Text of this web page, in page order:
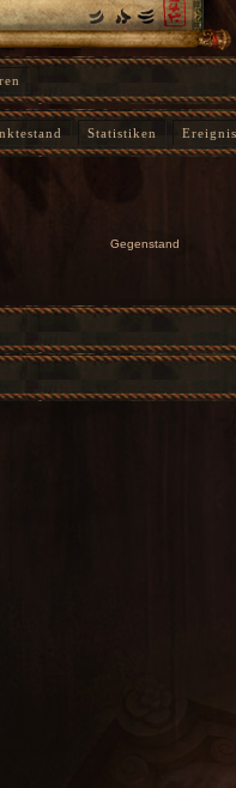
Statistiken
Gegenstand